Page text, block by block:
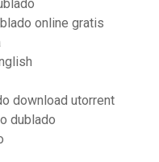
online gratis
download utorrent
dublado